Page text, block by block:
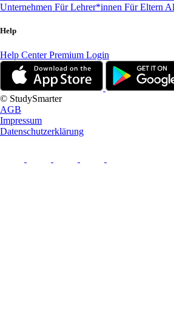
Unternehmen Für Lehrer*innen Für Eltern
Help
Help CenterPremium Login
© StudySmarter
AGB
Impressum
Datenschutzerklärung